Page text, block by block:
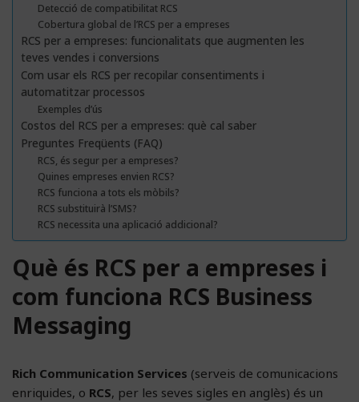
Detecció de compatibilitat RCS
Cobertura global de l’RCS per a empreses
RCS per a empreses: funcionalitats que augmenten les
teves vendes i conversions
Com usar els RCS per recopilar consentiments i
automatitzar processos
Exemples d’ús
Costos del RCS per a empreses: què cal saber
Preguntes Freqüents (FAQ)
RCS, és segur per a empreses?
Quines empreses envien RCS?
RCS funciona a tots els mòbils?
RCS substituirà l’SMS?
RCS necessita una aplicació addicional?
Què és RCS per a empreses i
com funciona RCS Business
Messaging
Rich Communication Services (serveis de comunicacions
enriquides, o RCS, per les seves sigles en anglès) és un